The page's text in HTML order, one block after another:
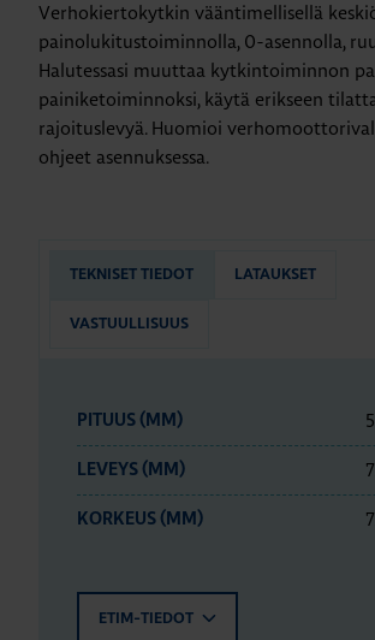
Verhokiertokytkin vääntimellisellä
painolukitustoiminnolla, 0-asennolla,
Halutessasi muuttaa kytkintoiminnon
painiketoiminnoksi, käytä erikseen
rajoituslevyä. Huomioi
ohjeet asennuksessa.
TEKNISET TIEDOT LATAUKSET
VASTUULLISUUS
PITUUS (MM)
LEVEYS (MM)
KORKEUS (MM)
ETIM-TIEDOT